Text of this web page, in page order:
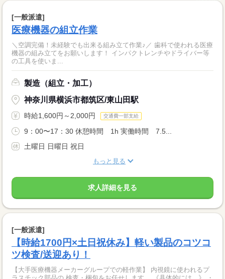
[一般派遣]
医療機器の組立作業
＼空調完備！未経験でも出来る組み立て作業♪／ 歯科で使われる医療
機器の組み立てをお願いします！ インパクトレンチやドライバー等
の工具を使いま...
製造（組立・加工）
神奈川県横浜市都筑区/東山田駅
時給1,600円～2,000円 交通費一部支給
9：00〜17：30 休憩時間 1h 実働時間 7.5...
土曜日 日曜日 祝日
もっと見る
求人詳細を見る
[一般派遣]
【時給1700円×土日祝休み】軽い製品のコツコ
ツ検査/送迎あり！
【大手医療機器メーカーグループでの軽作業】 内視鏡に使われるプ